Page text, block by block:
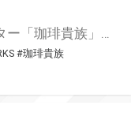
#珈琲貴族